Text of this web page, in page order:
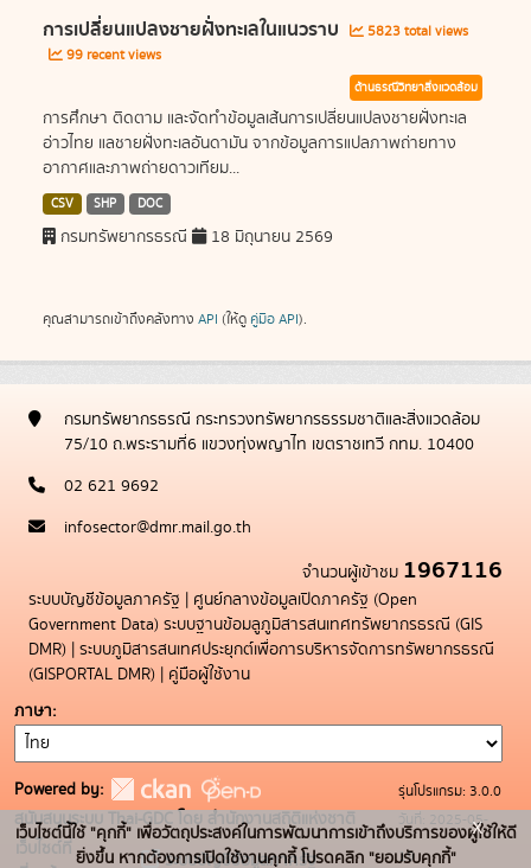
การเปลี่ยนแปลงชายฝั่งทะเลในแนวราบ
5823 total views
99 recent views
ด้านธรณีวิทยาสิ่งแวดล้อม
การศึกษา ติดตาม และจัดทำข้อมูลเส้นการเปลี่ยนแปลงชายฝั่งทะเล
อ่าวไทย แลชายฝั่งทะเลอันดามัน จากข้อมูลการแปลภาพถ่ายทาง
อากาศและภาพถ่ายดาวเทียม...
CSV SHP DOC
กรมทรัพยากรธรณี 18 มิถุนายน 2569
คุณสามารถเข้าถึงคลังทาง API (ให้ดู คู่มือ API).
กรมทรัพยากรธรณี กระทรวงทรัพยากรธรรมชาติและสิ่งแวดล้อม
75/10 ถ.พระรามที่6 แขวงทุ่งพญาไท เขตราชเทวี กทม. 10400
02 621 9692
infosector@dmr.mail.go.th
จำนวนผู้เข้าชม 1967116
ระบบบัญชีข้อมูลภาครัฐ | ศูนย์กลางข้อมูลเปิดภาครัฐ (Open
Government Data) ระบบฐานข้อมลูภูมิสารสนเทศทรัพยากรธรณี (GIS
DMR) | ระบบภูมิสารสนเทศประยุกต์เพื่อการบริหารจัดการทรัพยากรธรณี
(GISPORTAL DMR) | คู่มือผู้ใช้งาน
ภาษา
Powered by:
สนับสนุนระบบ Thai-GDC โดย สำนักงานสถิติแห่งชาติ
เว็บไซต์ที่
ระบบบัญชีข้อมูลภาครัฐ
รุ่นโปรแกรม: 3.0.0
วันที่: 2025-05-
19
เว็บไซต์นี้ใช้ "คุกกี้" เพื่อวัตถุประสงค์ในการพัฒนาการเข้าถึงบริการของผู้ใช้ให้ดี
ยิ่งขึ้น หากต้องการเปิดใช้งานคุกกี้ โปรดคลิก "ยอมรับคุกกี้"
x